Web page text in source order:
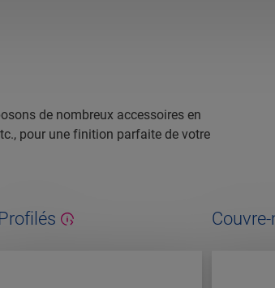
de nombreux accessoires en
pour une finition parfaite de votre
Profilés